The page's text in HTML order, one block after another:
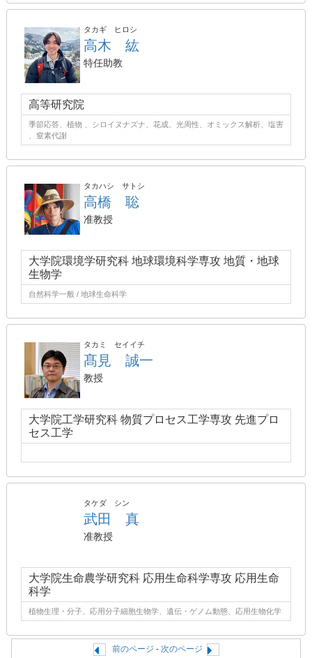
タカギ ヒロシ
高木 紘
特任助教
高等研究院
季節応答、植物 、シロイヌナズナ、花成、光周性、オミックス解析、塩害
、窒素代謝
タカハシ サトシ
高橋 聡
准教授
大学院環境学研究科 地球環境科学専攻 地質・地球
生物学
自然科学一般 / 地球生命科学
タカミ セイイチ
髙見 誠一
教授
大学院工学研究科 物質プロセス工学専攻 先進プロ
セス工学
タケダ シン
武田 真
准教授
大学院生命農学研究科 応用生命科学専攻 応用生命
科学
植物生理・分子、応用分子細胞生物学、遺伝・ゲノム動態、応用生物化学
前のページ - 次のページ